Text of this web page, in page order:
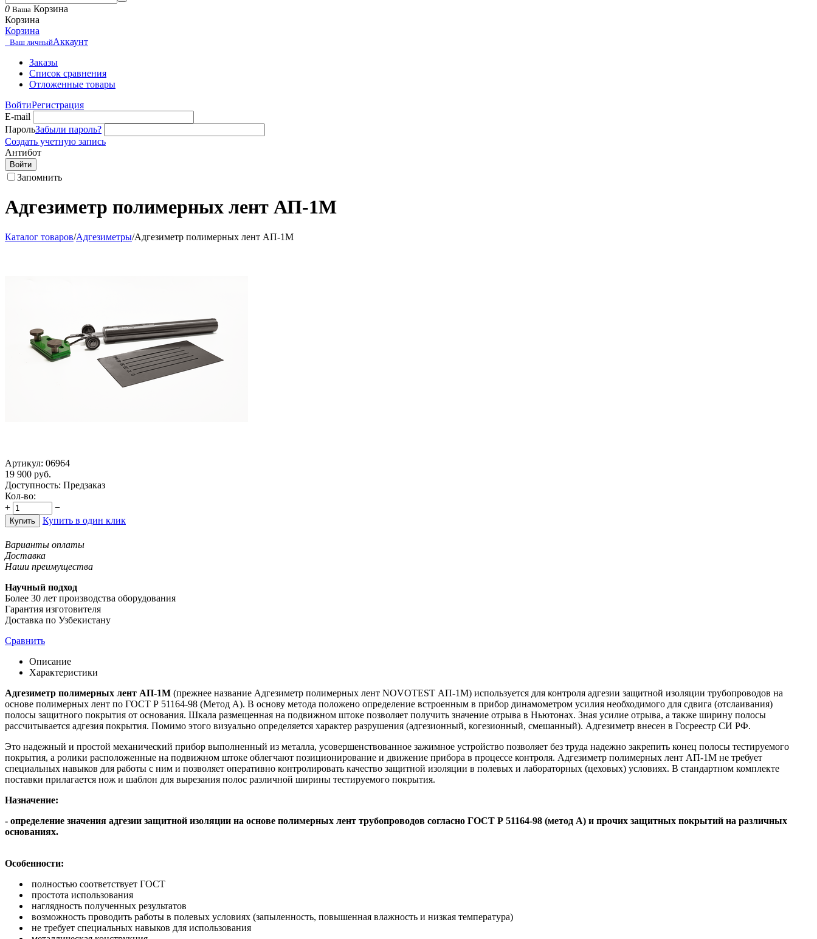
0 Ваша Корзина
Корзина
Корзина
Ваш личныйАккаунт
Заказы
Список сравнения
Отложенные товары
ВойтиРегистрация
E-mail
ПарольЗабыли пароль?
Создать учетную запись
Антибот
Войти
Запомнить
Адгезиметр полимерных лент АП-1М
Каталог товаров/Адгезиметры/Адгезиметр полимерных лент АП-1М
Артикул: 06964
19 900 руб.
Доступность: Предзаказ
Кол-во:
+
−
Купить Купить в один клик
Варианты оплаты
Доставка
Наши преимущества
Научный подход
Более 30 лет производства оборудования
Гарантия изготовителя
Доставка по Узбекистану
Сравнить
Описание
Характеристики
Адгезиметр полимерных лент АП-1М (прежнее название Адгезиметр полимерных лент NOVOTEST АП-1М) используется для контроля адгезии защитной изоляции трубопроводов на
основе полимерных лент по ГОСТ Р 51164-98 (Метод А). В основу метода положено определение встроенным в прибор динамометром усилия необходимого для сдвига (отслаивания)
полосы защитного покрытия от основания. Шкала размещенная на подвижном штоке позволяет получить значение отрыва в Ньютонах. Зная усилие отрыва, а также ширину полосы
рассчитывается адгезия покрытия. Помимо этого визуально определяется характер разрушения (адгезионный, когезионный, смешанный). Адгезиметр внесен в Госреестр СИ РФ.
Это надежный и простой механический прибор выполненный из металла, усовершенствованное зажимное устройство позволяет без труда надежно закрепить конец полосы тестируемого
покрытия, а ролики расположенные на подвижном штоке облегчают позиционирование и движение прибора в процессе контроля. Адгезиметр полимерных лент АП-1М не требует
специальных навыков для работы с ним и позволяет оперативно контролировать качество защитной изоляции в полевых и лабораторных (цеховых) условиях. В стандартном комплекте
поставки прилагается нож и шаблон для вырезания полос различной ширины тестируемого покрытия.
Назначение:
- определение значения адгезии защитной изоляции на основе полимерных лент трубопроводов согласно ГОСТ Р 51164-98 (метод А) и прочих защитных покрытий на различных
основаниях.
Особенности:
полностью соответствует ГОСТ
простота использования
наглядность полученных результатов
возможность проводить работы в полевых условиях (запыленность, повышенная влажность и низкая температура)
не требует специальных навыков для использования